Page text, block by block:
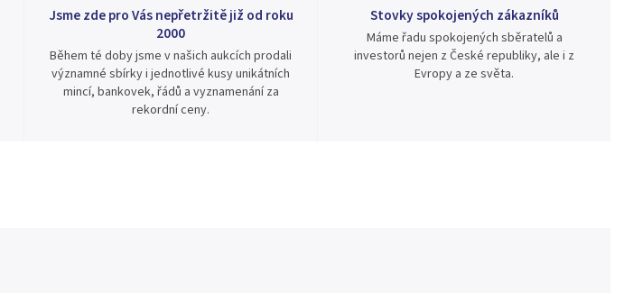
Jsme zde pro Vás nepřetržitě již od roku
2000
Během té doby jsme v našich aukcích prodali
významné sbírky i jednotlivé kusy unikátních
mincí, bankovek, řádů a vyznamenání za
rekordní ceny.
Stovky spokojených zákazníků
Máme řadu spokojených sběratelů a
investorů nejen z České republiky, ale i z
Evropy a ze světa.